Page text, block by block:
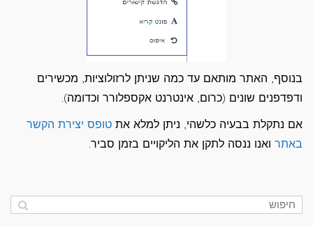
בנוסף, האתר מותאם עד כמה שניתן לרזולוציות, מכשירים
ודפדפנים שונים (כרום, אינטרנט אקספלורר וכדומה).
אם נתקלת בבעיה כלשהי, ניתן למלא את טופס יצירת הקשר
באתר ואנו ננסה לתקן את הליקויים בזמן סביר.